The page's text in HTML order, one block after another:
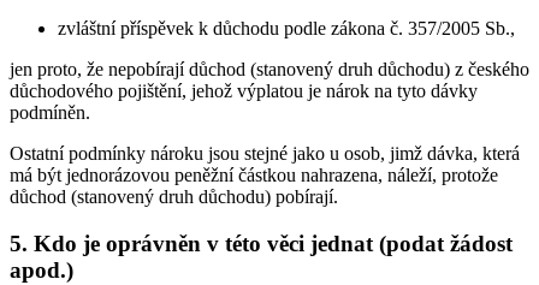
zvláštní příspěvek k důchodu podle zákona č. 357/2005 Sb.,
jen proto, že nepobírají důchod (stanovený druh důchodu) z českého
důchodového pojištění, jehož výplatou je nárok na tyto dávky
podmíněn.
Ostatní podmínky nároku jsou stejné jako u osob, jimž dávka, která
má být jednorázovou peněžní částkou nahrazena, náleží, protože
důchod (stanovený druh důchodu) pobírají.
5. Kdo je oprávněn v této věci jednat (podat žádost
apod.)